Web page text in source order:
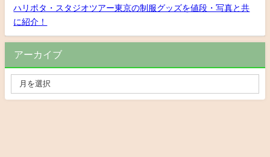
ハリポタ・スタジオツアー東京の制服グッズを値段・写真と共
に紹介！
アーカイブ